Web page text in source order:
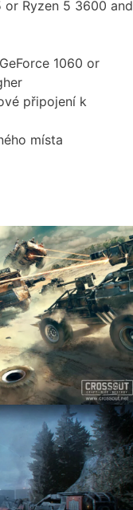
or Ryzen 5 3600 and
1060 or
připojení k
místa